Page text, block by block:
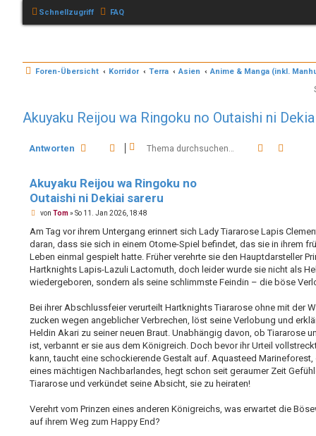
Schnellzugriff FAQ
Foren-Übersicht Korridor Terra Asien Anime & Manga (inkl.
Akuyaku Reijou wa Ringoku no Outaishi ni
Antworten Suche
Akuyaku Reijou wa Ringoku no
Outaishi ni Dekiai sareru
B
i
r
a
von Tom»So 11. Jan 2026, 18:48
Am Tag vor ihrem Untergang erinnert sich Lady Tiararose Lapis
daran, dass sie sich in einem Otome-Spiel befindet, das sie in ihrem
Leben einmal gespielt hatte. Früher verehrte sie den Hauptdarsteller
Hartknights Lapis-Lazuli Lactomuth, doch leider wurde sie nicht als
wiedergeboren, sondern als seine schlimmste Feindin – die böse
Bei ihrer Abschlussfeier verurteilt Hartknights Tiararose ohne mit der
zucken wegen angeblicher Verbrechen, löst seine Verlobung und
Heldin Akari zu seiner neuen Braut. Unabhängig davon, ob Tiararose
ist, verbannt er sie aus dem Königreich. Doch bevor ihr Urteil
kann, taucht eine schockierende Gestalt auf. Aquasteed Marineforest,
eines mächtigen Nachbarlandes, hegt schon seit geraumer Zeit
Tiararose und verkündet seine Absicht, sie zu heiraten!
Verehrt vom Prinzen eines anderen Königreichs, was erwartet die
auf ihrem Weg zum Happy End?